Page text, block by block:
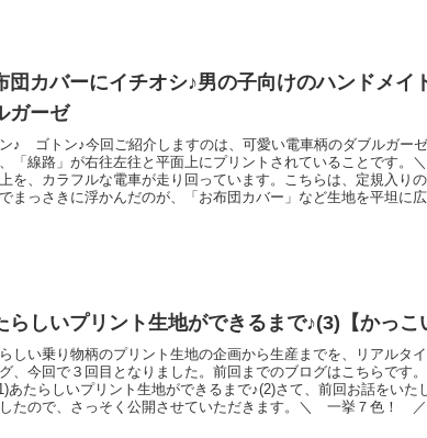
団カバーにイチオシ♪男の子向けのハンドメイ
ガーゼ
♪ ゴトン♪今回ご紹介しますのは、可愛い電車柄のダブルガー
「線路」が右往左往と平面上にプリントされていることです
を、カラフルな電車が走り回っています。こちらは、定規入り
まっさきに浮かんだのが、「お布団カバー」など生地を平坦に
らしいプリント生地ができるまで♪(3)【かっこ
しい乗り物柄のプリント生地の企画から生産までを、リアルタ
、今回で３回目となりました。前回までのブログはこちらです
あたらしいプリント生地ができるまで♪(2)さて、前回お話をい
たので、さっそく公開させていただきます。＼ 一挙７色！